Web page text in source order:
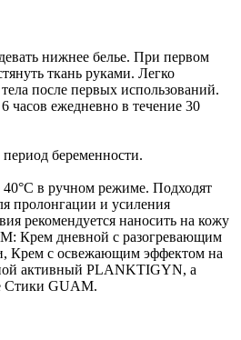
нижнее белье. При первом
ткань руками. Легко
после первых использований.
часов ежедневно в течение 30
беременности.
40°С в ручном режиме. Подходят
пролонгации и усиления
рекомендуется наносить на кожу
Крем дневной с разогревающим
Крем с освежающим эффектом на
активный PLANKTIGYN, а
Стики GUAM.